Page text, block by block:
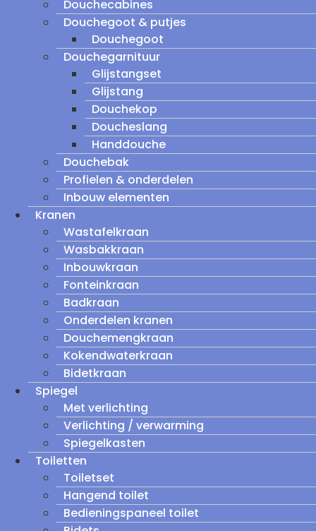
Douchecabines
Douchegoot & putjes
Douchegoot
Douchegarnituur
Glijstangset
Glijstang
Douchekop
Doucheslang
Handdouche
Douchebak
Profielen & onderdelen
Inbouw elementen
Kranen
Wastafelkraan
Wasbakkraan
Inbouwkraan
Fonteinkraan
Badkraan
Onderdelen kranen
Douchemengkraan
Kokendwaterkraan
Bidetkraan
Spiegel
Met verlichting
Verlichting / verwarming
Spiegelkasten
Toiletten
Toiletset
Hangend toilet
Bedieningspaneel toilet